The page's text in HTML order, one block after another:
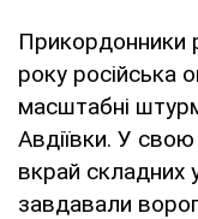
Прикордонники
року російська
масштабні
Авдіївки. У свою
вкрай складних
завдавали